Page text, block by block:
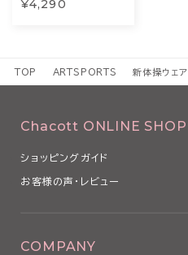
¥4,290
TOP ARTSPORTS 新体操ウェア
Chacott ONLINE SHOP
ショッピングガイド
お客様の声・レビュー
COMPANY